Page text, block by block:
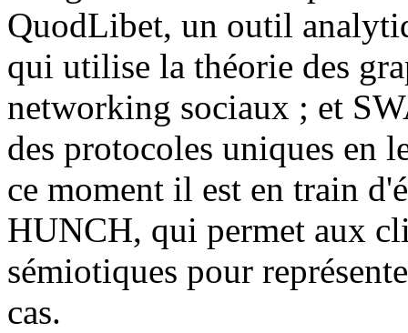
QuodLibet, un outil
qui utilise la théorie des
networking sociaux ; et
des protocoles uniques en
ce moment il est en train
HUNCH, qui permet aux
sémiotiques pour
cas.